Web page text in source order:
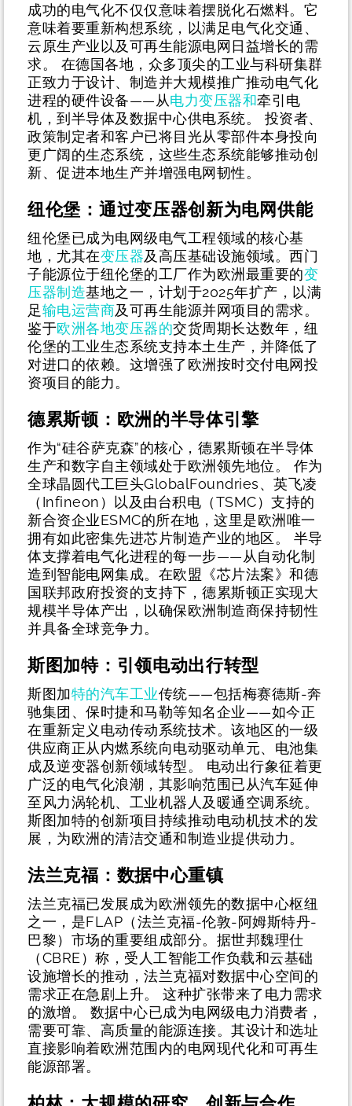
成功的电气化不仅仅意味着摆脱化石燃料。它
意味着要重新构想系统，以满足电气化交通、
云原生产业以及可再生能源电网日益增长的需
求。 在德国各地，众多顶尖的工业与科研集群
正致力于设计、制造并大规模推广推动电气化
进程的硬件设备——从电力变压器和牵引电
机，到半导体及数据中心供电系统。
投资者、
政策制定者和客户已将目光从零部件本身投向
更广阔的生态系统，这些生态系统能够推动创
新、促进本地生产并增强电网韧性。
纽伦堡：通过变压器创新为电网供能
纽伦堡已成为电网级电气工程领域的核心基
地，尤其在变压器及高压基础设施领域。西门
子能源位于纽伦堡的工厂作为欧洲最重要的变
压器制造基地之一，计划于2025年扩产，以满
足输电运营商及可再生能源并网项目的需求。
鉴于欧洲各地变压器的交货周期长达数年，纽
伦堡的工业生态系统支持本土生产，并降低了
对进口的依赖。这增强了欧洲按时交付电网投
资项目的能力。
德累斯顿：欧洲的半导体引擎
作为“硅谷萨克森”的核心，德累斯顿在半导体
生产和数字自主领域处于欧洲领先地位。 作为
全球晶圆代工巨头GlobalFoundries、英飞凌
（Infineon）以及由台积电（TSMC）支持的
新合资企业ESMC的所在地，这里是欧洲唯一
拥有如此密集先进芯片制造产业的地区。
半导
体支撑着电气化进程的每一步——从自动化制
造到智能电网集成。在欧盟《芯片法案》和德
国联邦政府投资的支持下，德累斯顿正实现大
规模半导体产出，以确保欧洲制造商保持韧性
并具备全球竞争力。
斯图加特：引领电动出行转型
斯图加特的汽车工业传统——包括梅赛德斯-奔
驰集团、保时捷和马勒等知名企业——如今正
在重新定义电动传动系统技术。该地区的一级
供应商正从内燃系统向电动驱动单元、电池集
成及逆变器创新领域转型。
电动出行象征着更
广泛的电气化浪潮，其影响范围已从汽车延伸
至风力涡轮机、工业机器人及暖通空调系统。
斯图加特的创新项目持续推动电动机技术的发
展，为欧洲的清洁交通和制造业提供动力。
法兰克福：数据中心重镇
法兰克福已发展成为欧洲领先的数据中心枢纽
之一，是FLAP（法兰克福-伦敦-阿姆斯特丹-
巴黎）市场的重要组成部分。据世邦魏理仕
（CBRE）称，受人工智能工作负载和云基础
设施增长的推动，法兰克福对数据中心空间的
需求正在急剧上升。
这种扩张带来了电力需求
的激增。 数据中心已成为电网级电力消费者，
需要可靠、高质量的能源连接。其设计和选址
直接影响着欧洲范围内的电网现代化和可再生
能源部署。